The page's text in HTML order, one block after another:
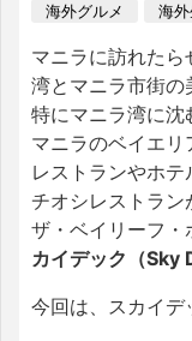
海外グルメ 海
マニラに訪れた
湾とマニラ市街の
特にマニラ湾に沈
マニラのベイエ
レストランやホ
チオシレストラン
ザ・ベイリーフ
カイデック（Sky
今回は、スカイデ